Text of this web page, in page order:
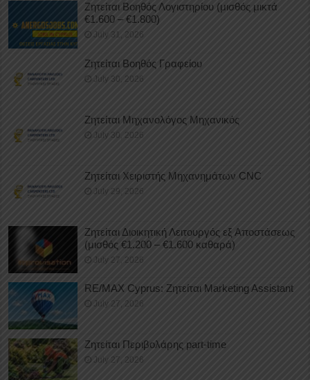
Ζητείται Βοηθός Λογιστηρίου (μισθός μικτά
€1.600 – €1.800)
July 31, 2026
Ζητείται Βοηθός Γραφείου
July 30, 2026
Ζητείται Μηχανολόγος Μηχανικός
July 30, 2026
Ζητείται Χειριστής Μηχανημάτων CNC
July 29, 2026
Ζητείται Διοικητική Λειτουργός εξ Αποστάσεως
(μισθός €1.200 – €1.600 καθαρά)
July 27, 2026
RE/MAX Cyprus: Ζητείται Marketing Assistant
July 27, 2026
Ζητείται Περιβολάρης part-time
July 27, 2026